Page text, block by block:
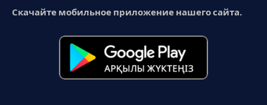
Скачайте мобильное приложение нашего сайта.